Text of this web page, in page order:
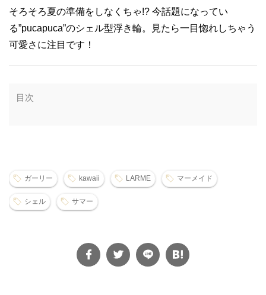
そろそろ夏の準備をしなくちゃ!? 今話題になってい
る”pucapuca”のシェル型浮き輪。見たら一目惚れしちゃう
可愛さに注目です！
目次
ガーリー kawaii LARME マーメイド
シェル サマー